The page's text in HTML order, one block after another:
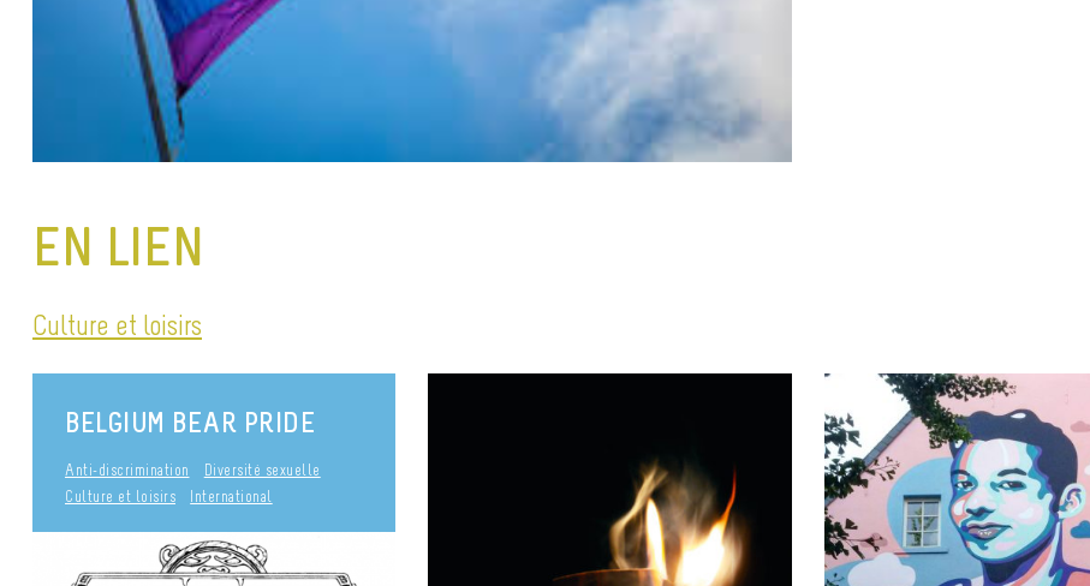
EN LIEN
Culture et loisirs
BELGIUM BEAR PRIDE
Anti-discrimination
Diversité sexuelle
Culture et loisirs
International